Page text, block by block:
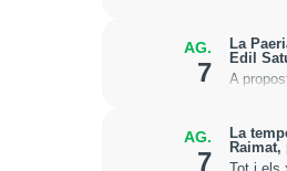
AG.
7
La
Edil
A
AG.
7
La
Raimat,